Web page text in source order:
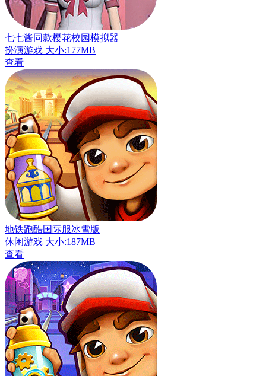
七七酱同款樱花校园模拟器
扮演游戏 大小:177MB
查看
地铁跑酷国际服冰雪版
休闲游戏 大小:187MB
查看